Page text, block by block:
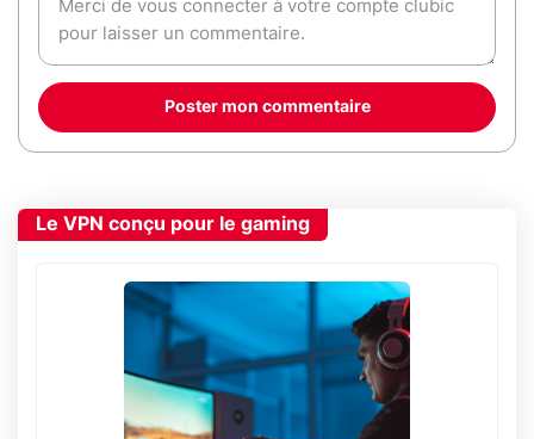
Poster mon commentaire
Le VPN conçu pour le gaming